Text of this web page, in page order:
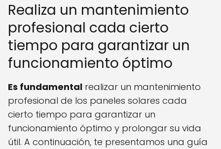
Realiza un mantenimiento
profesional cada cierto
tiempo para garantizar un
funcionamiento óptimo
Es fundamental realizar un mantenimiento
profesional de los paneles solares cada
cierto tiempo para garantizar un
funcionamiento óptimo y prolongar su vida
útil. A continuación, te presentamos una guía